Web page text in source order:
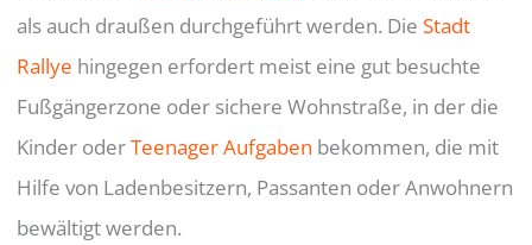
als auch draußen durchgeführt werden. DieStadt
Rallye hingegen erfordert meist eine gut besuchte
Fußgängerzone oder sichere Wohnstraße, in der die
Kinder oderTeenager Aufgaben bekommen, die mit
Hilfe von Ladenbesitzern, Passanten oder Anwohnern
bewältigt werden.